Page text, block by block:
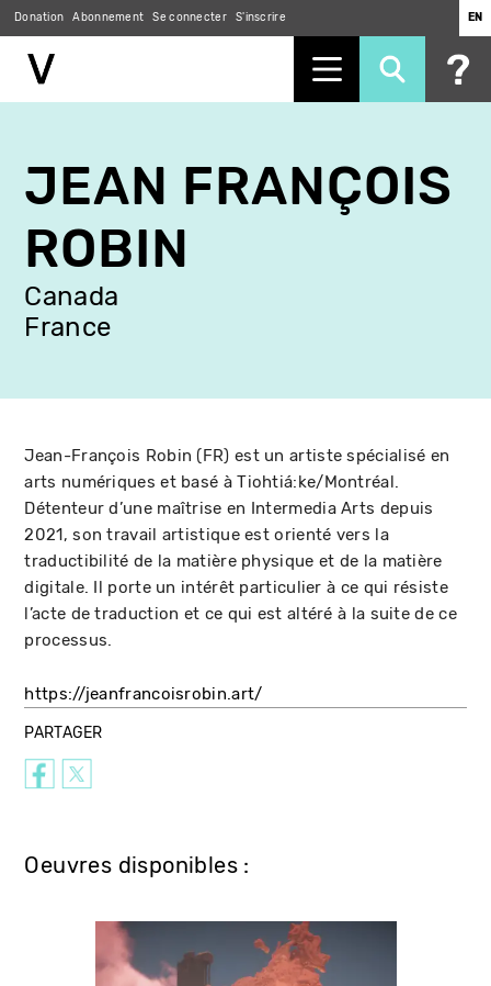
contenu
principal
Donation Abonnement Se connecter S'inscrire EN
JEAN FRANÇOIS
ROBIN
Canada
France
Jean-François Robin (FR) est un artiste spécialisé en
arts numériques et basé à Tiohtiá:ke/Montréal.
Détenteur d’une maîtrise en Intermedia Arts depuis
2021, son travail artistique est orienté vers la
traductibilité de la matière physique et de la matière
digitale. Il porte un intérêt particulier à ce qui résiste
l’acte de traduction et ce qui est altéré à la suite de ce
processus.
https://jeanfrancoisrobin.art/
PARTAGER
Oeuvres disponibles :